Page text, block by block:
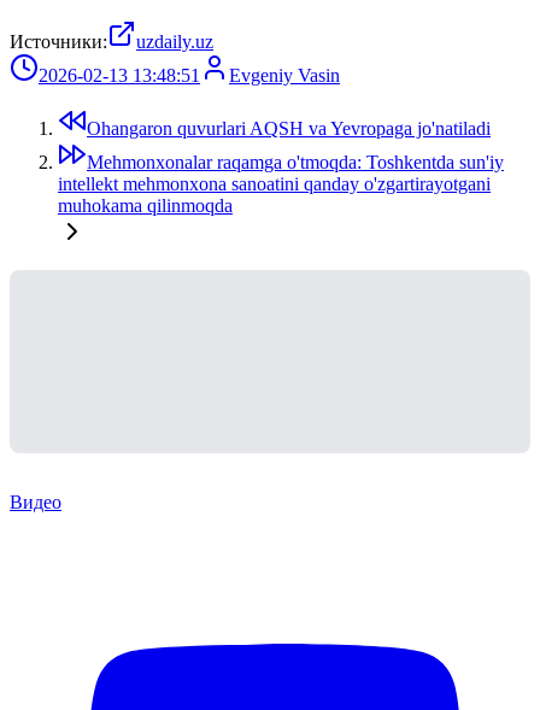
Источники:
uzdaily.uz
2026-02-13 13:48:51
Evgeniy Vasin
Ohangaron quvurlari AQSH va Yevropaga jo'natiladi
Mehmonxonalar raqamga o'tmoqda: Toshkentda sun'iy
intellekt mehmonxona sanoatini qanday o'zgartirayotgani
muhokama qilinmoqda
Видео